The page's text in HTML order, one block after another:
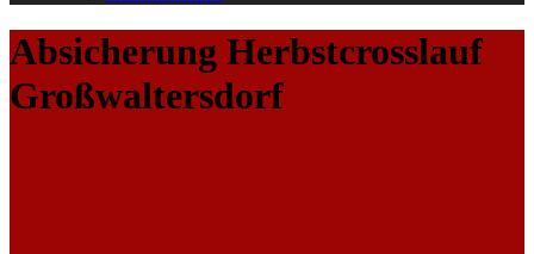
Absicherung Herbstcrosslauf
Großwaltersdorf